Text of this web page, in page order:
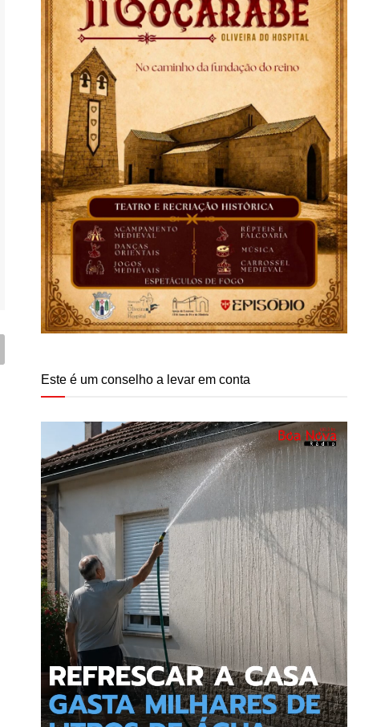
Este é um conselho a levar em conta